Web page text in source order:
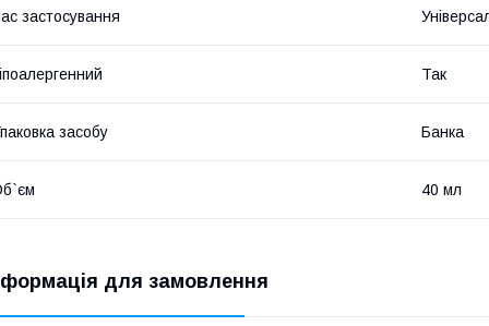
застосування
Так
засобу Банка
40 мл
для замовлення